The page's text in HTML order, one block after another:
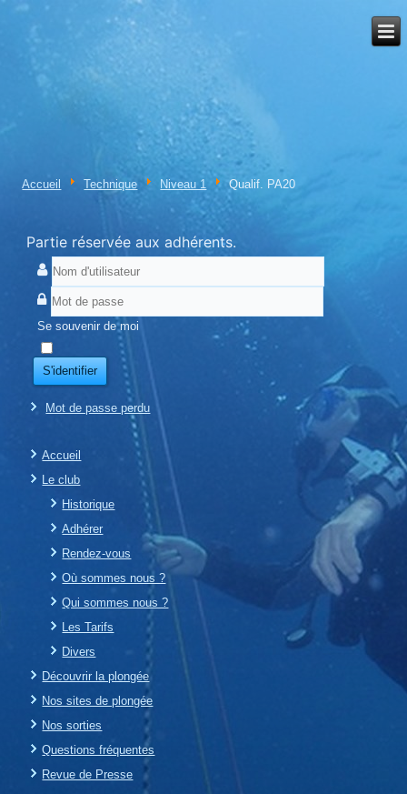
Accueil Technique Niveau 1 Qualif. PA20
Partie réservée aux adhérents.
Se souvenir de moi
S'identifier
Mot de passe perdu
Accueil
Le club
Historique
Adhérer
Rendez-vous
Où sommes nous ?
Qui sommes nous ?
Les Tarifs
Divers
Découvrir la plongée
Nos sites de plongée
Nos sorties
Questions fréquentes
Revue de Presse